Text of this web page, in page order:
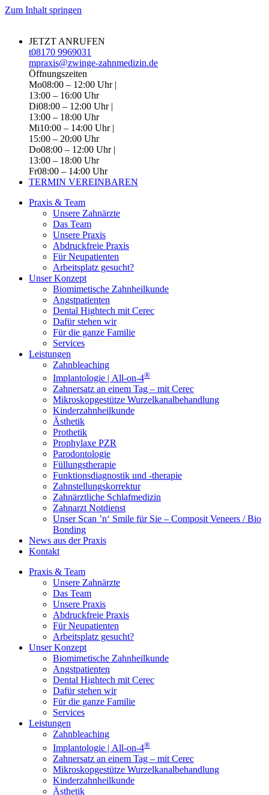
Zum Inhalt springen
JETZT ANRUFEN
t08170 9969031
mpraxis@zwinge-zahnmedizin.de
Öffnungszeiten
Mo08:00 – 12:00 Uhr |
13:00 – 16:00 Uhr
Di08:00 – 12:00 Uhr |
13:00 – 18:00 Uhr
Mi10:00 – 14:00 Uhr |
15:00 – 20:00 Uhr
Do08:00 – 12:00 Uhr |
13:00 – 18:00 Uhr
Fr08:00 – 14:00 Uhr
TERMIN VEREINBAREN
Praxis & Team
Unsere Zahnärzte
Das Team
Unsere Praxis
Abdruckfreie Praxis
Für Neupatienten
Arbeitsplatz gesucht?
Unser Konzept
Biomimetische Zahnheilkunde
Angstpatienten
Dental Hightech mit Cerec
Dafür stehen wir
Für die ganze Familie
Services
Leistungen
Zahnbleaching
Implantologie | All-on-4®
Zahnersatz an einem Tag – mit Cerec
Mikroskopgestütze Wurzelkanalbehandlung
Kinderzahnheilkunde
Ästhetik
Prothetik
Prophylaxe PZR
Parodontologie
Füllungstherapie
Funktionsdiagnostik und -therapie
Zahnstellungskorrektur
Zahnärztliche Schlafmedizin
Zahnarzt Notdienst
Unser Scan ’n‘ Smile für Sie – Composit Veneers / Bio
Bonding
News aus der Praxis
Kontakt
Praxis & Team
Unsere Zahnärzte
Das Team
Unsere Praxis
Abdruckfreie Praxis
Für Neupatienten
Arbeitsplatz gesucht?
Unser Konzept
Biomimetische Zahnheilkunde
Angstpatienten
Dental Hightech mit Cerec
Dafür stehen wir
Für die ganze Familie
Services
Leistungen
Zahnbleaching
Implantologie | All-on-4®
Zahnersatz an einem Tag – mit Cerec
Mikroskopgestütze Wurzelkanalbehandlung
Kinderzahnheilkunde
Ästhetik